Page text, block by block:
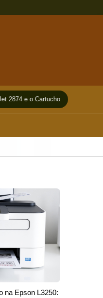
2874 e o Cartucho
na Epson L3250: